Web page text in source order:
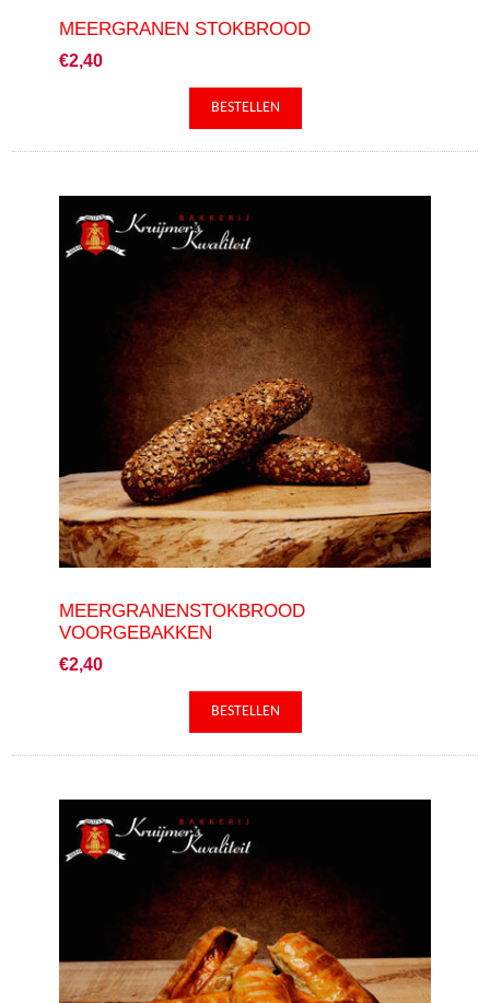
MEERGRANEN STOKBROOD
€2,40
MEERGRANENSTOKBROOD
VOORGEBAKKEN
€2,40